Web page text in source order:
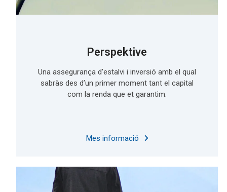
Perspektive
Una assegurança d’estalvi i inversió amb el qual
sabràs des d’un primer moment tant el capital
com la renda que et garantim.
Mes informació